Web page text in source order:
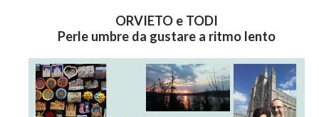
ORVIETO e TODI
Perle umbre da gustare a ritmo lento